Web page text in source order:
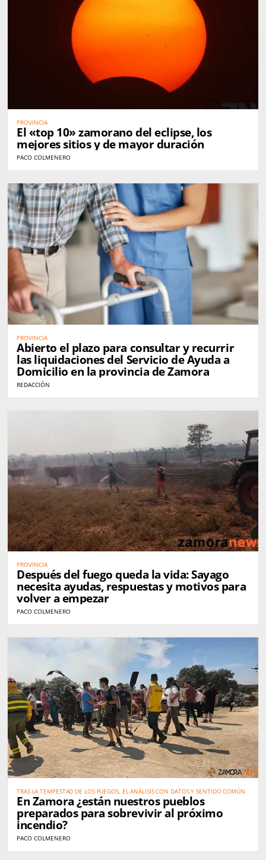
PROVINCIA
El «top 10» zamorano del eclipse, los
mejores sitios y de mayor duración
PACO COLMENERO
PROVINCIA
Abierto el plazo para consultar y recurrir
las liquidaciones del Servicio de Ayuda a
Domicilio en la provincia de Zamora
REDACCIÓN
PROVINCIA
Después del fuego queda la vida: Sayago
necesita ayudas, respuestas y motivos para
volver a empezar
PACO COLMENERO
TRAS LA TEMPESTAD DE LOS FUEGOS, EL ANÁLISIS CON DATOS Y SENTIDO COMÚN
En Zamora ¿están nuestros pueblos
preparados para sobrevivir al próximo
incendio?
PACO COLMENERO